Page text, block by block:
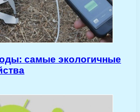
самые экологичные